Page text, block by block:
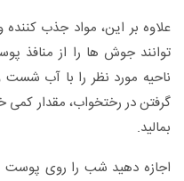
علاوه بر این، مواد جذب
توانند جوش ها را از منافذ
ناحیه مورد نظر را با آب
گرفتن در رختخواب، مقدار کمی
بمالید.
اجازه دهید شب را روی پوست